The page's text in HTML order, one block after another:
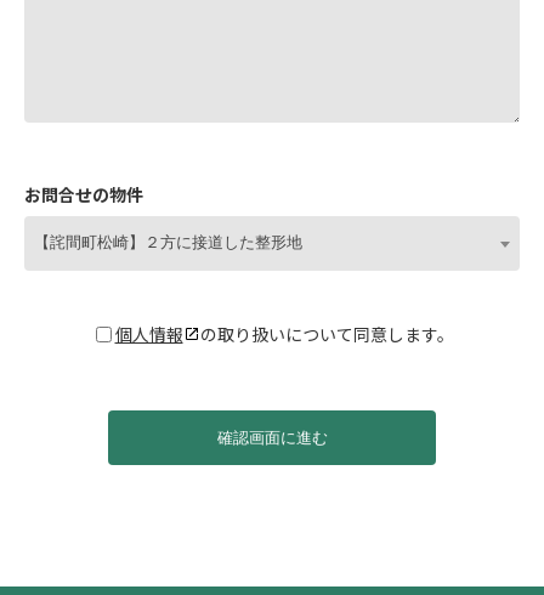
お問合せの物件
【詫間町松崎】２方に接道した整形地
個人情報 の取り扱いについて同意します。